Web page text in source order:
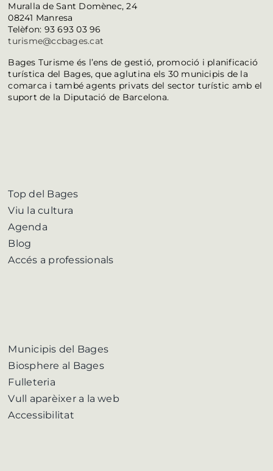
Muralla de Sant Domènec, 24
08241 Manresa
Telèfon: 93 693 03 96
turisme@ccbages.cat
Bages Turisme és l’ens de gestió, promoció i planificació
turística del Bages, que aglutina els 30 municipis de la
comarca i també agents privats del sector turístic amb el
suport de la Diputació de Barcelona.
Top del Bages
Viu la cultura
Agenda
Blog
Accés a professionals
Municipis del Bages
Biosphere al Bages
Fulleteria
Vull aparèixer a la web
Accessibilitat